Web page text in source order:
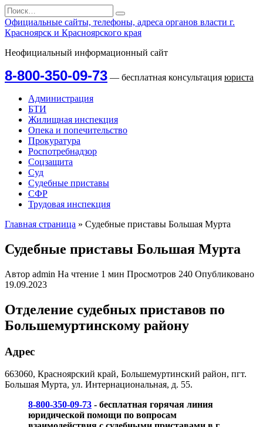
Перейти
к
содержанию
Search
for:
Официальные сайты, телефоны, адреса органов власти г.
Красноярск и Красноярского края
Неофициальный информационный сайт
8-800-350-09-73 — бесплатная консультация юриста
Администрация
БТИ
Жилищная инспекция
Опека и попечительство
Прокуратура
Роспотребнадзор
Соцзащита
Суд
Судебные приставы
СФР
Трудовая инспекция
Главная страница » Судебные приставы Большая Мурта
Судебные приставы Большая Мурта
Автор admin На чтение 1 мин Просмотров 240 Опубликовано
19.09.2023
Отделение судебных приставов по
Большемуртинскому району
Адрес
663060, Красноярский край, Большемуртинский район, пгт.
Большая Мурта, ул. Интернациональная, д. 55.
8-800-350-09-73 - бесплатная горячая линия
юридической помощи по вопросам